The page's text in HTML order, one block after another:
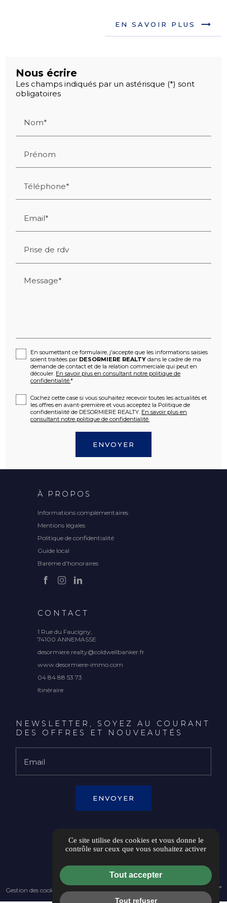
EN SAVOIR PLUS
Nous écrire
Les champs indiqués par un astérisque (*) sont
obligatoires
Nom*
Prénom
Téléphone*
Email*
Prise de rdv
Message*
En soumettant ce formulaire, j'accepte que les informations saisies
soient traitées par DESORMIERE REALTY dans le cadre de ma
demande de contact et de la relation commerciale qui peut en
découler. En savoir plus en consultant notre politique de
confidentialité.*
Cochez cette case si vous souhaitez recevoir toutes les actualités et
les offres en avant-première et vous acceptez la Politique de
confidentialité de DESORMIERE REALTY. En savoir plus en
consultant notre politique de confidentialité.
À PROPOS
Informations complémentaires
Mentions légales
Politique de confidentialité
Guide local
Barème d'honoraires
CONTACT
1 Rue du Faucigny,
74100 ANNEMASSE
desormiere.realty@coldwellbanker.fr
www.desormiere-immo.com
04 84 88 53 73
Itinéraire
NEWSLETTER, SOYEZ AU COURANT
DES OFFRES ET NOUVEAUTÉS
Email
ESPACE CLIENT
Gestion des cookies
Ce site utilise des cookies et vous donne le
contrôle sur ceux que vous souhaitez activer
Tout accepter
Tout refuser